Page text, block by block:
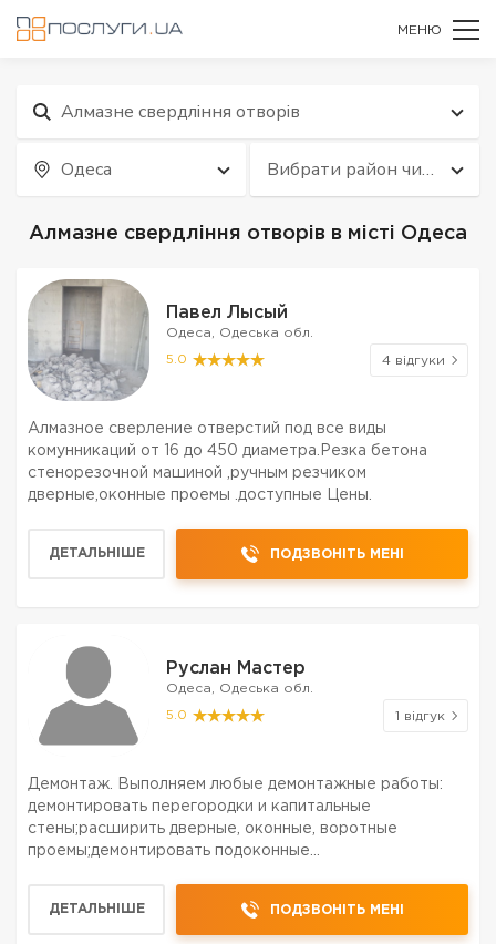
МЕНЮ
Алмазне свердління отворів
Одеса Вибрати район чи
квартал
Алмазне свердління отворів в місті Одеса
Павел Лысый
Одеса, Одеська обл.
5.0 4 відгуки
Алмазное сверление отверстий под все виды
комунникаций от 16 до 450 диаметра.Резка бетона
стенорезочной машиной ,ручным резчиком
дверные,оконные проемы .доступные Цены.
ДЕТАЛЬНІШЕ ПОДЗВОНІТЬ МЕНІ
Руслан Мастер
Одеса, Одеська обл.
5.0 1 відгук
Демонтаж. Выполняем любые демонтажные работы:
демонтировать перегородки и капитальные
стены;расширить дверные, оконные, воротные
проемы;демонтировать подоконные
т.п.;разобрать металлоконструкции;произвести алм...
ДЕТАЛЬНІШЕ ПОДЗВОНІТЬ МЕНІ